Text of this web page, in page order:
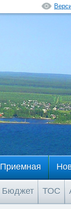
Приемная
Бюджет ТОС